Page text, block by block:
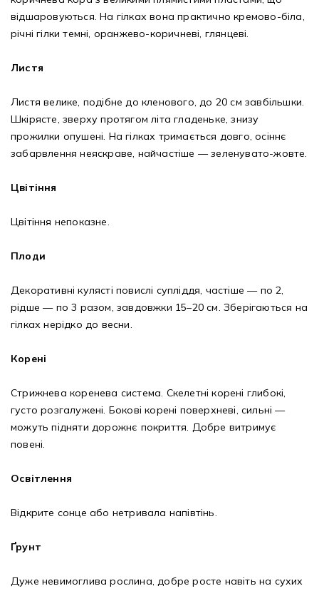
відшаровуються. На гілках вона практично кремово-біла,
річні гілки темні, оранжево-коричневі, глянцеві.
Листя
Листя велике, подібне до кленового, до 20 см завбільшки.
Шкірясте, зверху протягом літа гладеньке, знизу
прожилки опушені. На гілках тримається довго, осіннє
забарвлення неяскраве, найчастіше — зеленувато-жовте.
Цвітіння
Цвітіння непоказне.
Плоди
Декоративні кулясті повислі супліддя, частіше — по 2,
рідше — по 3 разом, завдовжки 15–20 см. Зберігаються на
гілках нерідко до весни.
Корені
Стрижнева коренева система. Скелетні корені глибокі,
густо розгалужені. Бокові корені поверхневі, сильні —
можуть підняти дорожнє покриття. Добре витримує
повені.
Освітлення
Відкрите сонце або нетривала напівтінь.
Ґрунт
Дуже невимоглива рослина, добре росте навіть на сухих